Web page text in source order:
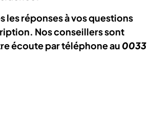
les réponses à vos questions
Nos conseillers sont
écoute par téléphone au 0033